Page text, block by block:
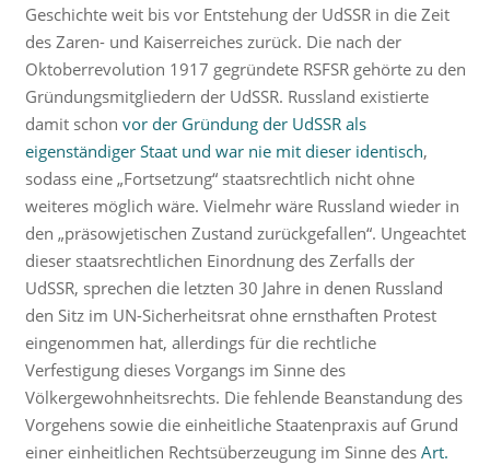
Geschichte weit bis vor Entstehung der UdSSR in die Zeit
des Zaren- und Kaiserreiches zurück. Die nach der
Oktoberrevolution 1917 gegründete RSFSR gehörte zu den
Gründungsmitgliedern der UdSSR. Russland existierte
damit schon vor der Gründung der UdSSR als
eigenständiger Staat und war nie mit dieser identisch,
sodass eine „Fortsetzung“ staatsrechtlich nicht ohne
weiteres möglich wäre. Vielmehr wäre Russland wieder in
den „präsowjetischen Zustand zurückgefallen“. Ungeachtet
dieser staatsrechtlichen Einordnung des Zerfalls der
UdSSR, sprechen die letzten 30 Jahre in denen Russland
den Sitz im UN-Sicherheitsrat ohne ernsthaften Protest
eingenommen hat, allerdings für die rechtliche
Verfestigung dieses Vorgangs im Sinne des
Völkergewohnheitsrechts. Die fehlende Beanstandung des
Vorgehens sowie die einheitliche Staatenpraxis auf Grund
einer einheitlichen Rechtsüberzeugung im Sinne des Art.